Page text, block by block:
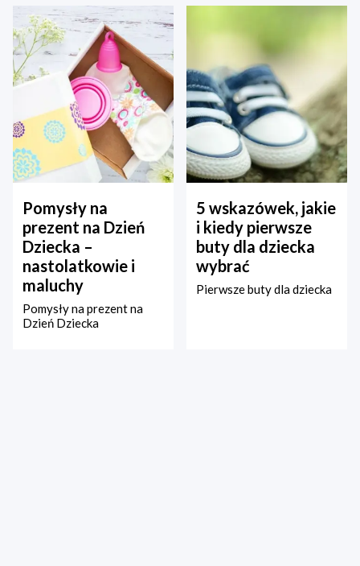
Pomysły na
prezent na Dzień
Dziecka –
nastolatkowie i
maluchy
Pomysły na prezent na
Dzień Dziecka
5 wskazówek, jakie
i kiedy pierwsze
buty dla dziecka
wybrać
Pierwsze buty dla dziecka